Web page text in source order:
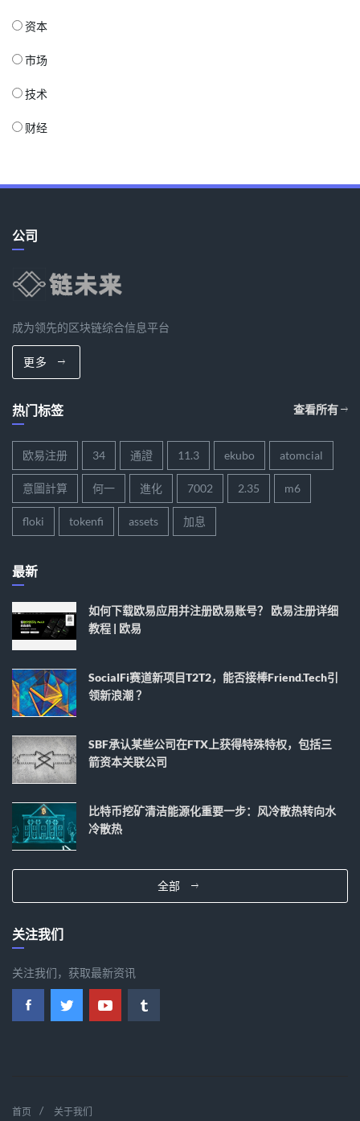
资本
市场
技术
财经
公司
成为领先的区块链综合信息平台
更多
热门标签 查看所有
欧易注册 34 通證 11.3 ekubo atomcial
意圖計算 何一 進化 7002 2.35 m6
floki tokenfi assets 加息
最新
如何下载欧易应用并注册欧易账号？ 欧易注册详细
教程 | 欧易
SocialFi赛道新项目T2T2，能否接棒Friend.tech引
领新浪潮 ？
SBF承认某些公司在FTX上获得特殊特权，包括三
箭资本关联公司
比特币挖矿清洁能源化重要一步：风冷散热转向水
冷散热
全部
关注我们
关注我们，获取最新资讯
首页 关于我们